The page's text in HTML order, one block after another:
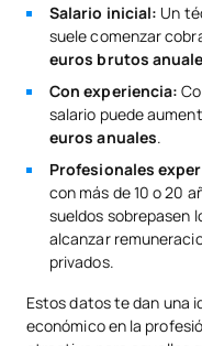
Salario inicial: Un
suele comenzar
euros brutos
Con experiencia:
salario puede
euros anuales.
Profesionales
con más de 10 o 20
sueldos sobrepasen
alcanzar
privados.
Estos datos te dan una
económico en la